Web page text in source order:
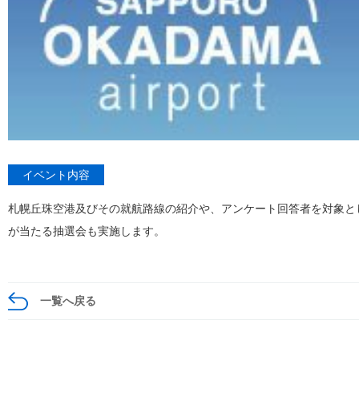
イベント内容
札幌丘珠空港及びその就航路線の紹介や、アンケート回答者を対象
が当たる抽選会も実施します。
一覧へ戻る